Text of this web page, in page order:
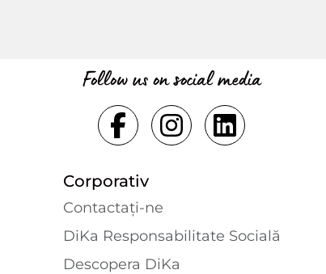
Follow us on social media
Corporativ
Contactaţi-ne
DiKa Responsabilitate Socială
Descopera DiKa